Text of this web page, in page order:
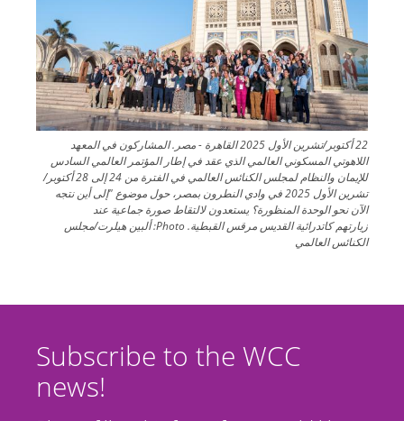
22 أكتوبر/تشرين الأول 2025 القاهرة - مصر. المشاركون في المعهد
اللاهوتي المسكوني العالمي الذي عقد في إطار المؤتمر العالمي السادس
للإيمان والنظام لمجلس الكنائس العالمي في الفترة من 24 إلى 28 أكتوبر/
تشرين الأول 2025 في وادي النطرون بمصر، حول موضوع "إلى أين نتجه
الآن نحو الوحدة المنظورة؟ يستعدون لالتقاط صورة جماعية عند
زيارتهم كاتدرائية القديس مرقس القبطية.Photo: ألبين هيلرت/مجلس
الكنائس العالمي
Subscribe to the WCC
news!